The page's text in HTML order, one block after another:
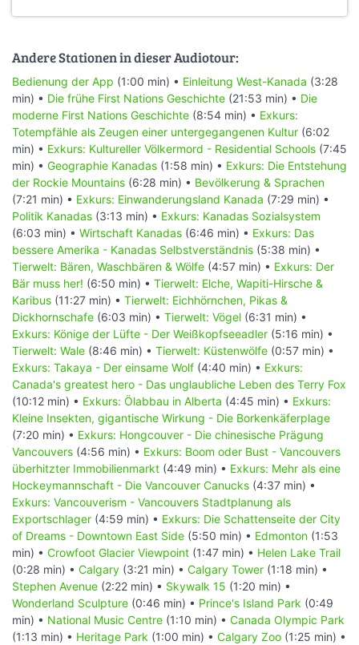
Andere Stationen in dieser Audiotour:
Bedienung der App (1:00 min) • Einleitung West-Kanada (3:28
min) • Die frühe First Nations Geschichte (21:53 min) • Die
moderne First Nations Geschichte (8:54 min) • Exkurs:
Totempfähle als Zeugen einer untergegangenen Kultur (6:02
min) • Exkurs: Kultureller Völkermord - Residential Schools (7:45
min) • Geographie Kanadas (1:58 min) • Exkurs: Die Entstehung
der Rockie Mountains (6:28 min) • Bevölkerung & Sprachen
(7:21 min) • Exkurs: Einwanderungsland Kanada (7:29 min) •
Politik Kanadas (3:13 min) • Exkurs: Kanadas Sozialsystem
(6:03 min) • Wirtschaft Kanadas (6:46 min) • Exkurs: Das
bessere Amerika - Kanadas Selbstverständnis (5:38 min) •
Tierwelt: Bären, Waschbären & Wölfe (4:57 min) • Exkurs: Der
Bär muss her! (6:50 min) • Tierwelt: Elche, Wapiti-Hirsche &
Karibus (11:27 min) • Tierwelt: Eichhörnchen, Pikas &
Dickhornschafe (6:03 min) • Tierwelt: Vögel (6:31 min) •
Exkurs: Könige der Lüfte - Der Weißkopfseeadler (5:16 min) •
Tierwelt: Wale (8:46 min) • Tierwelt: Küstenwölfe (0:57 min) •
Exkurs: Takaya - Der einsame Wolf (4:40 min) • Exkurs:
Canada's greatest hero - Das unglaubliche Leben des Terry Fox
(10:12 min) • Exkurs: Ölabbau in Alberta (4:45 min) • Exkurs:
Kleine Insekten, gigantische Wirkung - Die Borkenkäferplage
(7:20 min) • Exkurs: Hongcouver - Die chinesische Prägung
Vancouvers (4:56 min) • Exkurs: Boom oder Bust - Vancouvers
überhitzter Immobilienmarkt (4:49 min) • Exkurs: Mehr als eine
Hockeymannschaft - Die Vancouver Canucks (4:37 min) •
Exkurs: Vancouverism - Vancouvers Stadtplanung als
Exportschlager (4:59 min) • Exkurs: Die Schattenseite der City
of Dreams - Downtown East Side (5:50 min) • Edmonton (1:53
min) • Crowfoot Glacier Viewpoint (1:47 min) • Helen Lake Trail
(0:28 min) • Calgary (3:21 min) • Calgary Tower (1:18 min) •
Stephen Avenue (2:22 min) • Skywalk 15 (1:20 min) •
Wonderland Sculpture (0:46 min) • Prince's Island Park (0:49
min) • National Music Centre (1:10 min) • Canada Olympic Park
(1:13 min) • Heritage Park (1:00 min) • Calgary Zoo (1:25 min) •